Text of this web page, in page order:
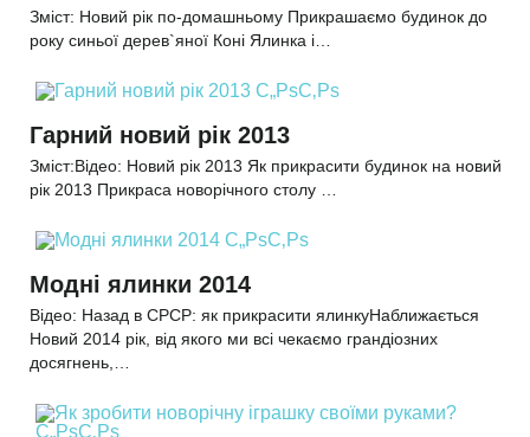
Зміст: Новий рік по-домашньому Прикрашаємо будинок до
року синьої дерев`яної Коні Ялинка і…
Гарний новий рік 2013
Зміст:Відео: Новий рік 2013 Як прикрасити будинок на новий
рік 2013 Прикраса новорічного столу …
Модні ялинки 2014
Відео: Назад в СРСР: як прикрасити ялинкуНаближається
Новий 2014 рік, від якого ми всі чекаємо грандіозних
досягнень,…